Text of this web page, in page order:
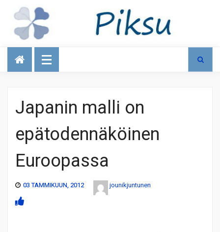
Talous
Japanin malli on
epätodennäköinen
Euroopassa
03 TAMMIKUUN, 2012 jounikjuntunen